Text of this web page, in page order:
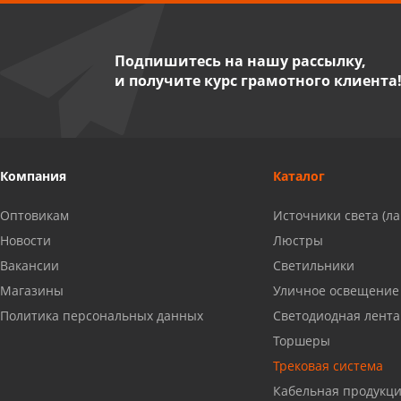
"Стройбери"
Миасс, ул. Романенко, 95
8 927 009 54 63
Саратов, ул. Танкистов, 37 (БЦ
Подпишитесь на нашу рассылку,
и получите курс грамотного клиента!
Компания
Оптовикам
Новости
Вакансии
Магазины
Политика персональных данных
Каталог
Источники света
Люстры
Светильники
Уличное освещение
Светодиодная лента
Торшеры
Трековая система
Кабельная